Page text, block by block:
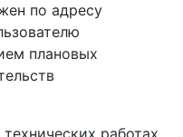
по адресу
плановых